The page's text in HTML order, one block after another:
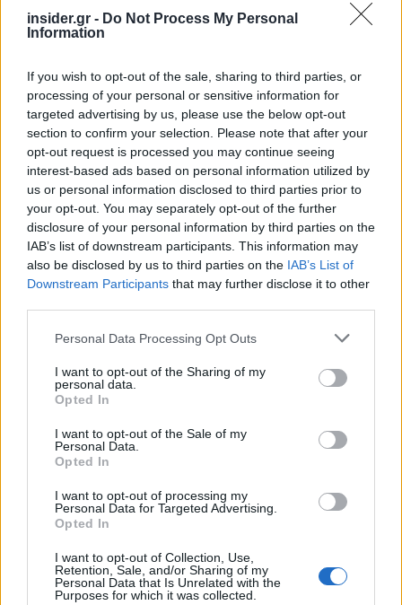
insider.gr - Do Not Process My Personal
Information
If you wish to opt-out of the sale, sharing to third parties, or
processing of your personal or sensitive information for
targeted advertising by us, please use the below opt-out
section to confirm your selection. Please note that after your
opt-out request is processed you may continue seeing
interest-based ads based on personal information utilized by
us or personal information disclosed to third parties prior to
your opt-out. You may separately opt-out of the further
disclosure of your personal information by third parties on the
IAB’s list of downstream participants. This information may
also be disclosed by us to third parties on the IAB’s List of
Downstream Participants that may further disclose it to other
Please note that this website/app uses one or more Google
not limited to your visit or usage behaviour. You may click to
grant or deny consent to Google and its third-party tags to
use your data for below specified purposes in below Google
consent section.
Personal Data Processing Opt Outs
I want to opt-out of the Sharing of my
personal data.
Opted In
I want to opt-out of the Sale of my
Personal Data.
Opted In
I want to opt-out of processing my
Personal Data for Targeted Advertising.
Opted In
I want to opt-out of Collection, Use,
Retention, Sale, and/or Sharing of my
Personal Data that Is Unrelated with the
Purposes for which it was collected.
πιο σημαντικές τις εκλογές λόγω της
γεωπολιτικής κατάστασης
Ο Δείκτης Απολυταρχικού Λαϊκισμού μετρά τη
συνολική εκλογική υποστήριξη σε λαϊκιστικά ή/και
απολυταρχικά κόμματα σε 31 Ευρωπαϊκές χώρες
Στο πλαίσιο του Δείκτη, ένα κόμμα ταξινομείται
ως λαϊκιστικόόταν η πολιτική του αφήγηση έχει
ως βασικό χαρακτηριστικό τη σύγκρουση